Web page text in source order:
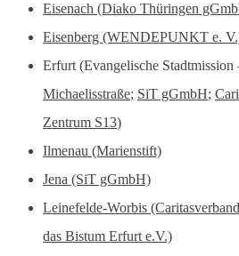
Eisenach (Diako Thüringen
Eisenberg (WENDEPUNKT e.
Erfurt (Evangelische Stadtmission
Michaelisstraße; SiT gGmbH;
Zentrum S13)
Ilmenau (Marienstift)
Jena (SiT gGmbH)
Leinefelde-Worbis
das Bistum Erfurt e.V.)